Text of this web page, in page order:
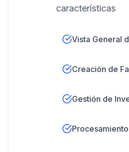
características
Vista General
Creación de
Gestión de